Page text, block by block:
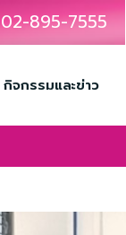
02-895-7555
กิจกรรมและข่าว